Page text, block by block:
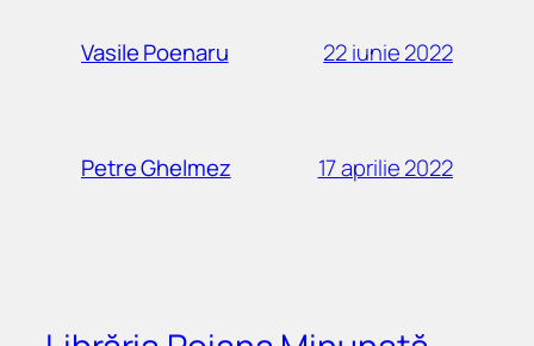
Vasile Poenaru 22 iunie 2022
Petre Ghelmez 17 aprilie 2022